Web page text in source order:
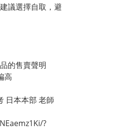
議選擇自取，避
的售賣聲明
高
日本本部 老師
?